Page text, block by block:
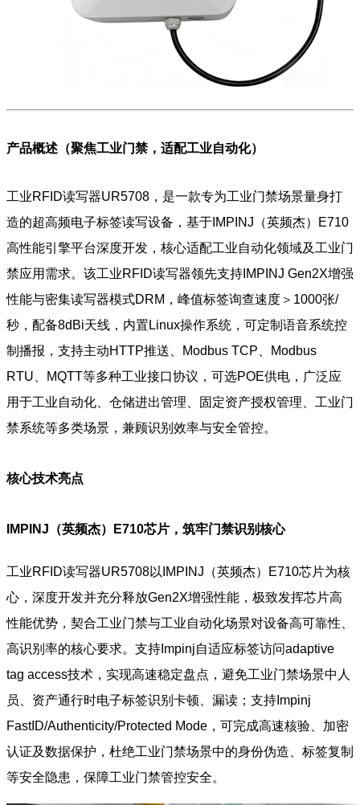
产品概述（聚焦工业门禁，适配工业自动化）
工业RFID读写器UR5708，是一款专为工业门禁场景量身打
造的超高频电子标签读写设备，基于IMPINJ（英频杰）E710
高性能引擎平台深度开发，核心适配工业自动化领域及工业门
禁应用需求。该工业RFID读写器领先支持IMPINJ Gen2X增强
性能与密集读写器模式DRM，峰值标签询查速度＞1000张/
秒，配备8dBi天线，内置Linux操作系统，可定制语音系统控
制播报，支持主动HTTP推送、Modbus TCP、Modbus
RTU、MQTT等多种工业接口协议，可选POE供电，广泛应
用于工业自动化、仓储进出管理、固定资产授权管理、工业门
禁系统等多类场景，兼顾识别效率与安全管控。
核心技术亮点
IMPINJ（英频杰）E710芯片，筑牢门禁识别核心
工业RFID读写器UR5708以IMPINJ（英频杰）E710芯片为核
心，深度开发并充分释放Gen2X增强性能，极致发挥芯片高
性能优势，契合工业门禁与工业自动化场景对设备高可靠性、
高识别率的核心要求。支持Impinj自适应标签访问adaptive
tag access技术，实现高速稳定盘点，避免工业门禁场景中人
员、资产通行时电子标签识别卡顿、漏读；支持Impinj
FastID/Authenticity/Protected Mode，可完成高速核验、加密
认证及数据保护，杜绝工业门禁场景中的身份伪造、标签复制
等安全隐患，保障工业门禁管控安全。